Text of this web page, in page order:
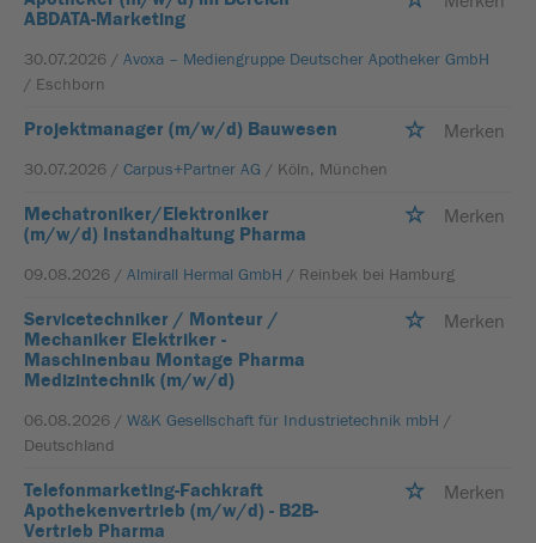
ABDATA-Marketing
30.07.2026 / Avoxa – Mediengruppe Deutscher Apotheker GmbH
/ Eschborn
Projektmanager (m/w/d) Bauwesen Merken
30.07.2026 / Carpus+Partner AG / Köln, München
Mechatroniker/Elektroniker
(m/w/d) Instandhaltung Pharma
Merken
09.08.2026 / Almirall Hermal GmbH / Reinbek bei Hamburg
Servicetechniker / Monteur /
Mechaniker Elektriker -
Maschinenbau Montage Pharma
Medizintechnik (m/w/d)
Merken
06.08.2026 / W&K Gesellschaft für Industrietechnik mbH /
Deutschland
Telefonmarketing-Fachkraft
Apothekenvertrieb (m/w/d) - B2B-
Vertrieb Pharma
Merken